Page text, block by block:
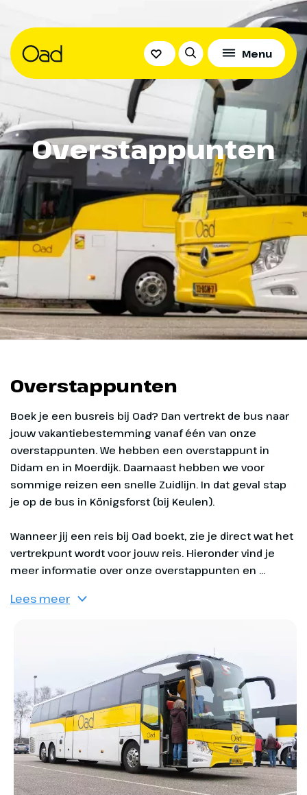
Menu
Overstappunten
Overstappunten
Boek je een busreis bij Oad? Dan vertrekt de bus naar jouw vakantiebestemming vanaf één van onze overstappunten. We hebben een overstappunt in Didam en in Moerdijk. Daarnaast hebben we voor sommige reizen een snelle Zuidlijn. In dat geval stap je op de bus in Königsforst (bij Keulen).
Wanneer jij een reis bij Oad boekt, zie je direct wat het
vertrekpunt wordt voor jouw reis. Hieronder vind je
meer informatie over onze overstappunten en ...
Lees meer